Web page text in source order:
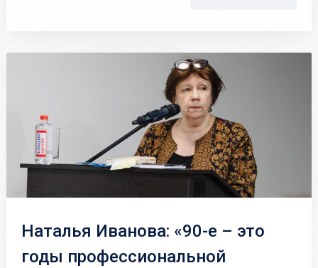
Наталья Иванова: «90-е – это
годы профессиональной